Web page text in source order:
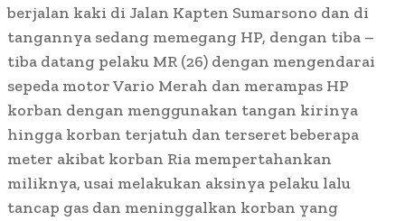
berjalan kaki di Jalan Kapten Sumarsono dan di
tangannya sedang memegang HP, dengan tiba –
tiba datang pelaku MR (26) dengan mengendarai
sepeda motor Vario Merah dan merampas HP
korban dengan menggunakan tangan kirinya
hingga korban terjatuh dan terseret beberapa
meter akibat korban Ria mempertahankan
miliknya, usai melakukan aksinya pelaku lalu
tancap gas dan meninggalkan korban yang